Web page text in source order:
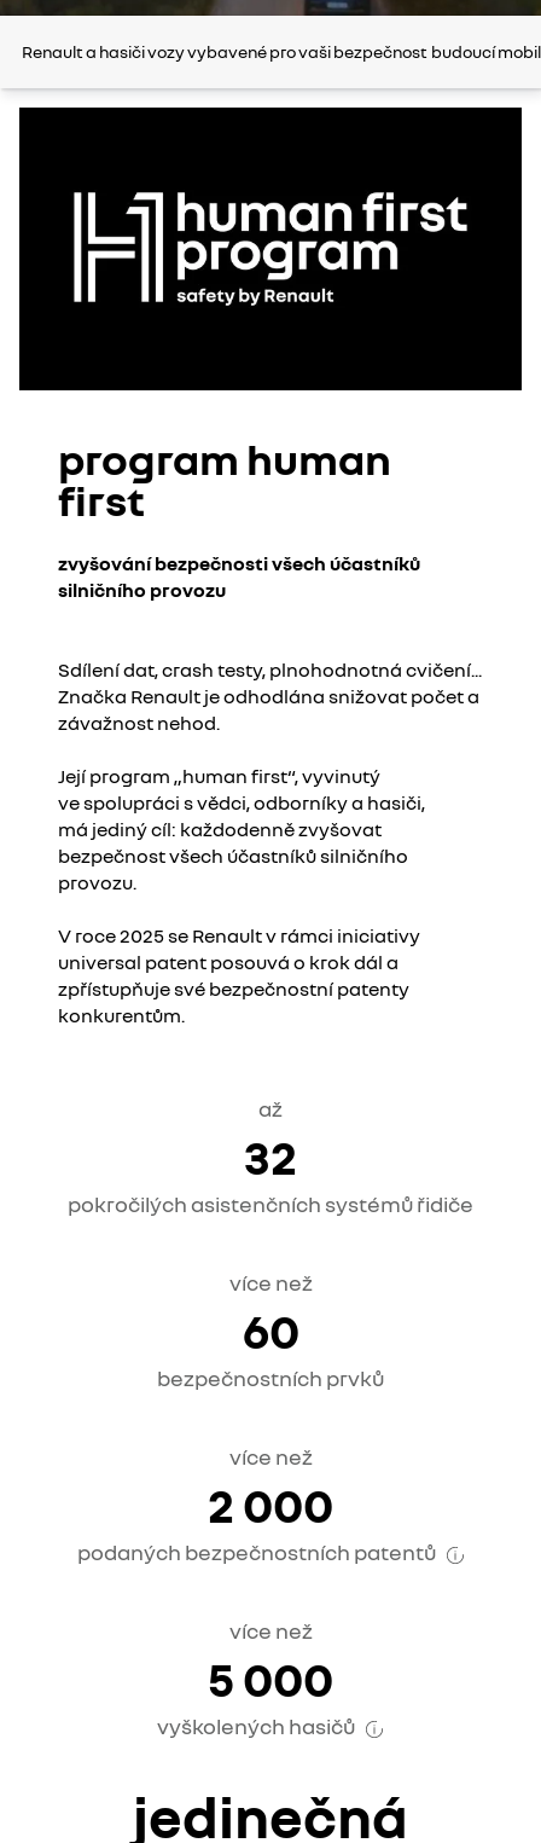
Renault a hasičivozy vybavené pro vaši bezpečnost budoucí
program human
first
zvyšování bezpečnosti všech účastníků
silničního provozu
Sdílení dat, crash testy, plnohodnotná cvičení...
Značka Renault je odhodlána snižovat počet a
závažnost nehod.
Její program „human first“, vyvinutý
ve spolupráci s vědci, odborníky a hasiči,
má jediný cíl: každodenně zvyšovat
bezpečnost všech účastníků silničního
provozu.​
V roce 2025 se Renault v rámci iniciativy
universal patent posouvá o krok dál a
zpřístupňuje své bezpečnostní patenty
konkurentům.
až
32
pokročilých asistenčních systémů řidiče
více než
60
bezpečnostních prvků
více než
2 000
podaných bezpečnostních patentů
více než
5 000
vyškolených hasičů
jedinečná